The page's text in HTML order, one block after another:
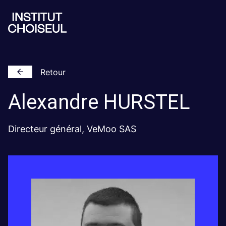
Retour
Alexandre HURSTEL
Directeur général, VeMoo SAS